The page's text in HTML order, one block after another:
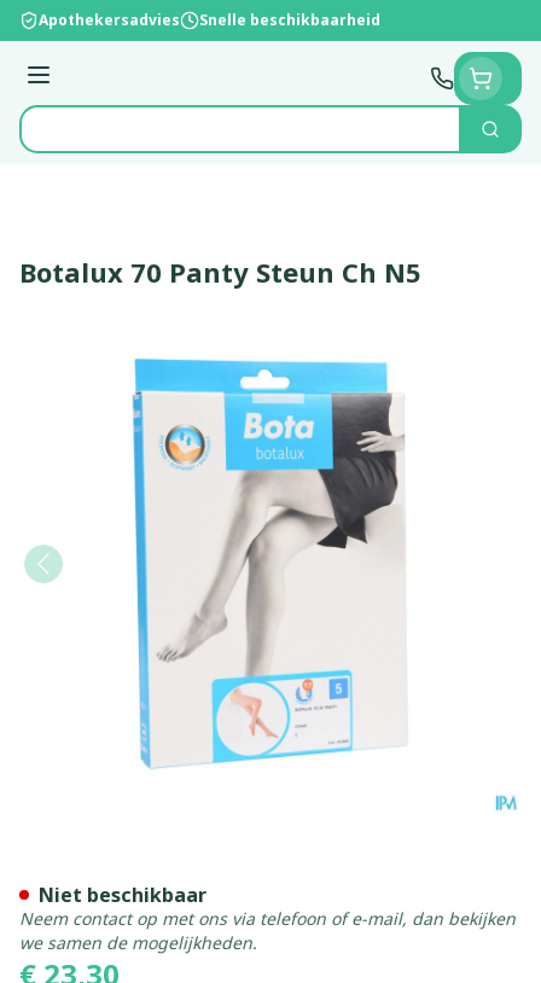
Ga naar de inhoud
Apothekersadvies Snelle beschikbaarheid
Menu
Product, merk, categorie...
Zoek
Botalux 70 Panty Steun Ch N5
€ 23,30
Niet beschikbaar
Neem contact op met ons via telefoon of e-mail, dan bekijken
we samen de mogelijkheden.